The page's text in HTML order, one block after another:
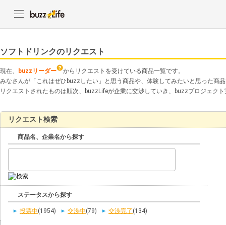
ソフトドリンクのリクエスト
現在、 buzzリーダー
からリクエストを受けている商品一覧です。
みなさんが「これはぜひbuzzしたい」と思う商品や、体験してみたいと思った商
リクエストされたものは順次、buzzLifeが企業に交渉していき、buzzプロジェク
リクエスト検索
商品名、企業名から探す
ステータスから探す
投票中(1954) 交渉中(79) 交渉完了 (134)